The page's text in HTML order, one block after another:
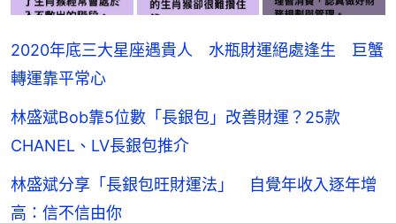
2020年底三大星座遇貴人 水瓶財運絕處逢生 巨蟹
轉運靠平常心
林盛斌Bob靠5位數「長銀包」改善財運？25款
CHANEL、LV長銀包推介
林盛斌分享「長銀包旺財運法」 自覺年收入逐年增
高：信不信由你